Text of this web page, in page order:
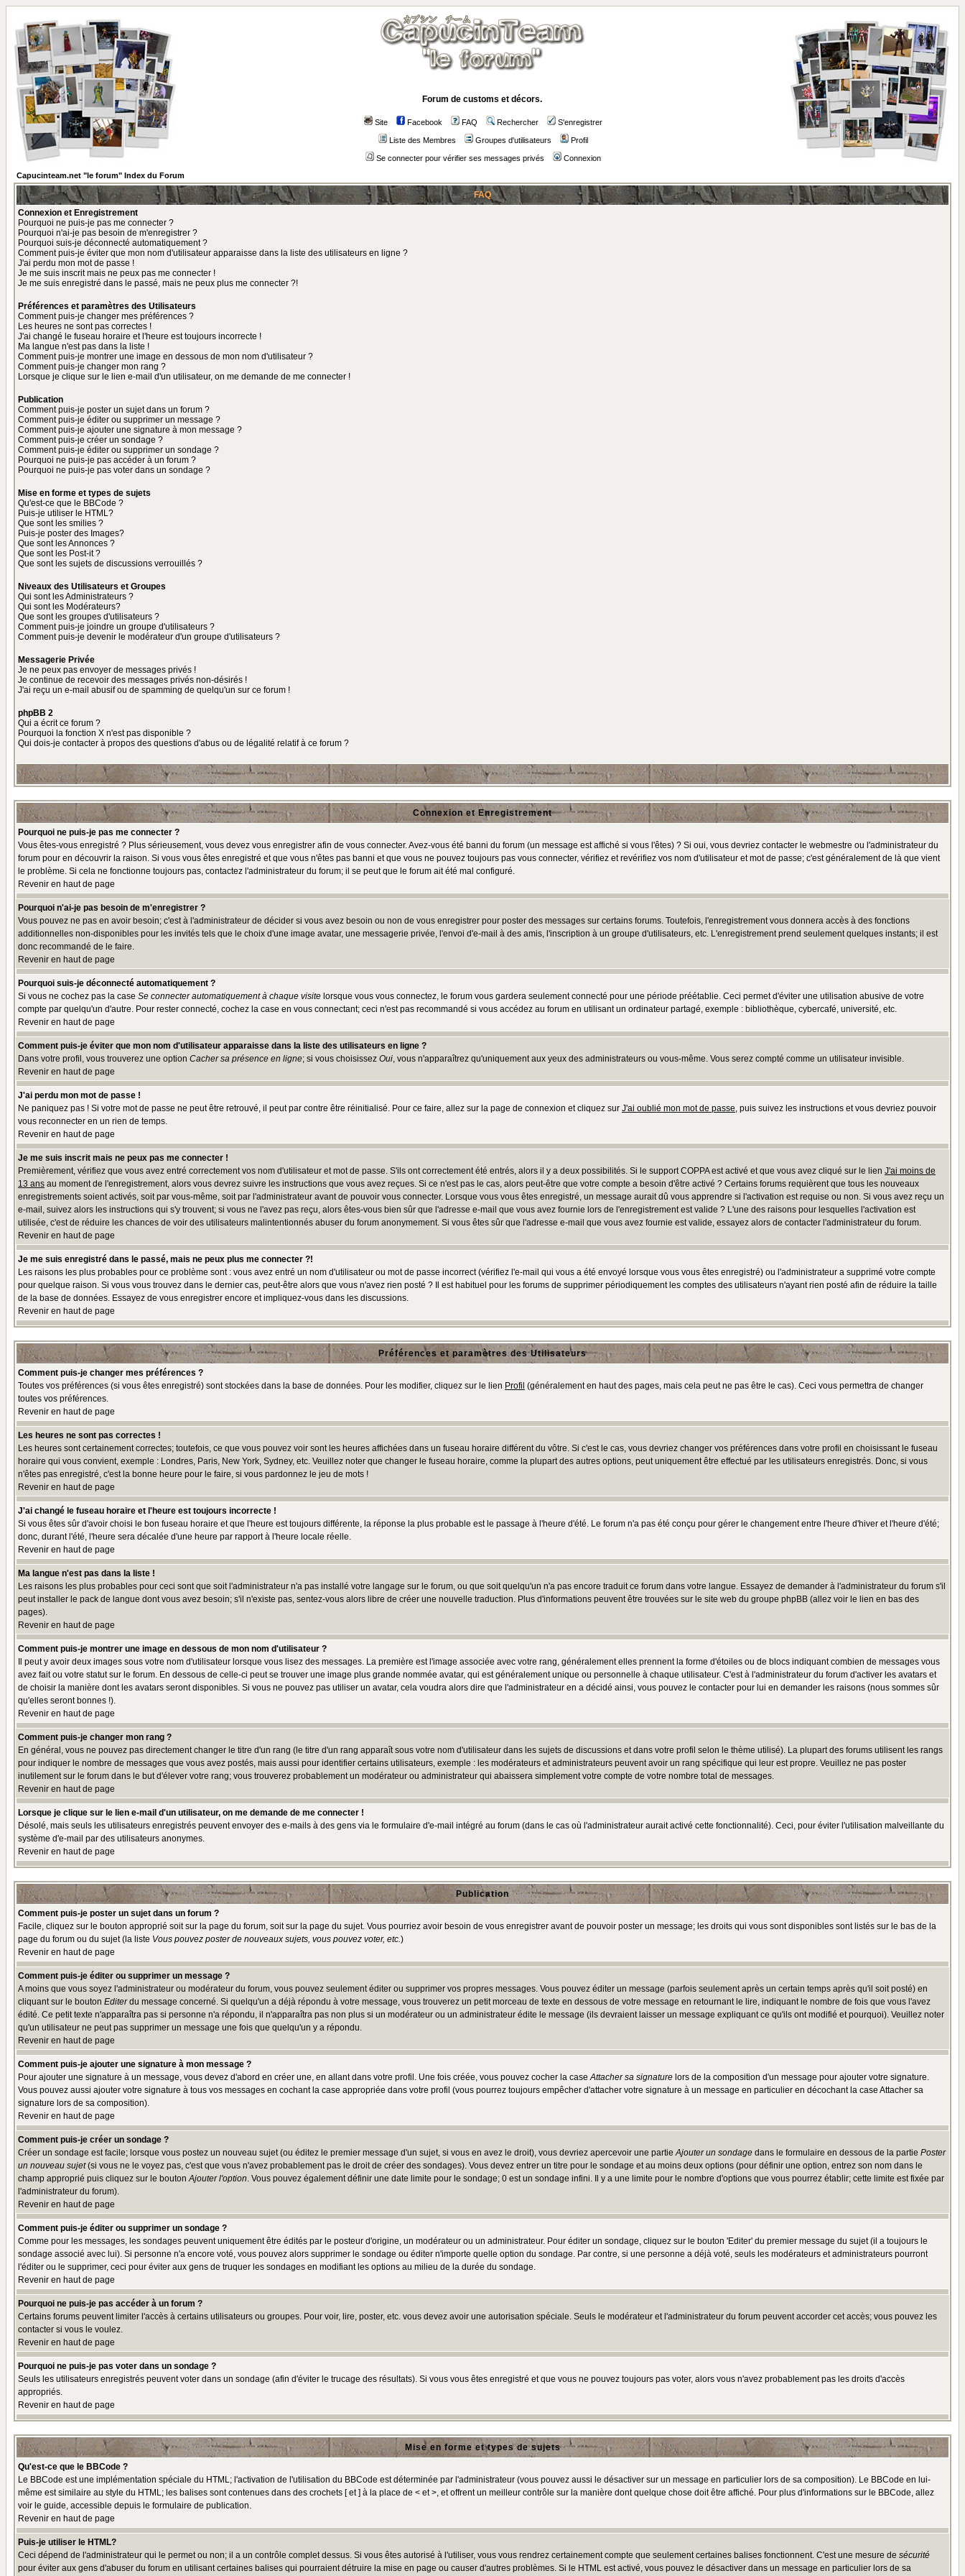
Forum de customs et décors.
Site Facebook FAQ Rechercher S'enregistrer
Liste des Membres Groupes d'utilisateurs Profil
Se connecter pour vérifier ses messages privés
Connexion
Capucinteam.net "le forum" Index du Forum
FAQ
Connexion et Enregistrement
Pourquoi ne puis-je pas me connecter ?
Pourquoi n'ai-je pas besoin de m'enregistrer ?
Pourquoi suis-je déconnecté automatiquement ?
Comment puis-je éviter que mon nom d'utilisateur apparaisse dans la liste des utilisateurs en ligne ?
J'ai perdu mon mot de passe !
Je me suis inscrit mais ne peux pas me connecter !
Je me suis enregistré dans le passé, mais ne peux plus me connecter ?!
Préférences et paramètres des Utilisateurs
Comment puis-je changer mes préférences ?
Les heures ne sont pas correctes !
J'ai changé le fuseau horaire et l'heure est toujours incorrecte !
Ma langue n'est pas dans la liste !
Comment puis-je montrer une image en dessous de mon nom d'utilisateur ?
Comment puis-je changer mon rang ?
Lorsque je clique sur le lien e-mail d'un utilisateur, on me demande de me connecter !
Publication
Comment puis-je poster un sujet dans un forum ?
Comment puis-je éditer ou supprimer un message ?
Comment puis-je ajouter une signature à mon message ?
Comment puis-je créer un sondage ?
Comment puis-je éditer ou supprimer un sondage ?
Pourquoi ne puis-je pas accéder à un forum ?
Pourquoi ne puis-je pas voter dans un sondage ?
Mise en forme et types de sujets
Qu'est-ce que le BBCode ?
Puis-je utiliser le HTML?
Que sont les smilies ?
Puis-je poster des Images?
Que sont les Annonces ?
Que sont les Post-it ?
Que sont les sujets de discussions verrouillés ?
Niveaux des Utilisateurs et Groupes
Qui sont les Administrateurs ?
Qui sont les Modérateurs?
Que sont les groupes d'utilisateurs ?
Comment puis-je joindre un groupe d'utilisateurs ?
Comment puis-je devenir le modérateur d'un groupe d'utilisateurs ?
Messagerie Privée
Je ne peux pas envoyer de messages privés !
Je continue de recevoir des messages privés non-désirés !
J'ai reçu un e-mail abusif ou de spamming de quelqu'un sur ce forum !
phpBB 2
Qui a écrit ce forum ?
Pourquoi la fonction X n'est pas disponible ?
Qui dois-je contacter à propos des questions d'abus ou de légalité relatif à ce forum ?
Connexion et Enregistrement
Pourquoi ne puis-je pas me connecter ?
Vous êtes-vous enregistré ? Plus sérieusement, vous devez vous enregistrer afin de vous connecter. Avez-vous été banni du forum (un message est affiché si vous l'êtes) ? Si oui, vous devriez contacter le webmestre ou l'administrateur du
forum pour en découvrir la raison. Si vous vous êtes enregistré et que vous n'êtes pas banni et que vous ne pouvez toujours pas vous connecter, vérifiez et revérifiez vos nom d'utilisateur et mot de passe; c'est généralement de là que vient
le problème. Si cela ne fonctionne toujours pas, contactez l'administrateur du forum; il se peut que le forum ait été mal configuré.
Revenir en haut de page
Pourquoi n'ai-je pas besoin de m'enregistrer ?
Vous pouvez ne pas en avoir besoin; c'est à l'administrateur de décider si vous avez besoin ou non de vous enregistrer pour poster des messages sur certains forums. Toutefois, l'enregistrement vous donnera accès à des fonctions
additionnelles non-disponibles pour les invités tels que le choix d'une image avatar, une messagerie privée, l'envoi d'e-mail à des amis, l'inscription à un groupe d'utilisateurs, etc. L'enregistrement prend seulement quelques instants; il est
donc recommandé de le faire.
Revenir en haut de page
Pourquoi suis-je déconnecté automatiquement ?
Si vous ne cochez pas la case Se connecter automatiquement à chaque visite lorsque vous vous connectez, le forum vous gardera seulement connecté pour une période préétablie. Ceci permet d'éviter une utilisation abusive de votre
compte par quelqu'un d'autre. Pour rester connecté, cochez la case en vous connectant; ceci n'est pas recommandé si vous accédez au forum en utilisant un ordinateur partagé, exemple : bibliothèque, cybercafé, université, etc.
Revenir en haut de page
Comment puis-je éviter que mon nom d'utilisateur apparaisse dans la liste des utilisateurs en ligne ?
Dans votre profil, vous trouverez une option Cacher sa présence en ligne; si vous choisissez Oui, vous n'apparaîtrez qu'uniquement aux yeux des administrateurs ou vous-même. Vous serez compté comme un utilisateur invisible.
Revenir en haut de page
J'ai perdu mon mot de passe !
Ne paniquez pas ! Si votre mot de passe ne peut être retrouvé, il peut par contre être réinitialisé. Pour ce faire, allez sur la page de connexion et cliquez sur J'ai oublié mon mot de passe, puis suivez les instructions et vous devriez pouvoir
vous reconnecter en un rien de temps.
Revenir en haut de page
Je me suis inscrit mais ne peux pas me connecter !
Premièrement, vérifiez que vous avez entré correctement vos nom d'utilisateur et mot de passe. S'ils ont correctement été entrés, alors il y a deux possibilités. Si le support COPPA est activé et que vous avez cliqué sur le lien J'ai moins de
13 ans au moment de l'enregistrement, alors vous devrez suivre les instructions que vous avez reçues. Si ce n'est pas le cas, alors peut-être que votre compte a besoin d'être activé ? Certains forums requièrent que tous les nouveaux
enregistrements soient activés, soit par vous-même, soit par l'administrateur avant de pouvoir vous connecter. Lorsque vous vous êtes enregistré, un message aurait dû vous apprendre si l'activation est requise ou non. Si vous avez reçu un
e-mail, suivez alors les instructions qui s'y trouvent; si vous ne l'avez pas reçu, alors êtes-vous bien sûr que l'adresse e-mail que vous avez fournie lors de l'enregistrement est valide ? L'une des raisons pour lesquelles l'activation est
utilisée, c'est de réduire les chances de voir des utilisateurs malintentionnés abuser du forum anonymement. Si vous êtes sûr que l'adresse e-mail que vous avez fournie est valide, essayez alors de contacter l'administrateur du forum.
Revenir en haut de page
Je me suis enregistré dans le passé, mais ne peux plus me connecter ?!
Les raisons les plus probables pour ce problème sont : vous avez entré un nom d'utilisateur ou mot de passe incorrect (vérifiez l'e-mail qui vous a été envoyé lorsque vous vous êtes enregistré) ou l'administrateur a supprimé votre compte
pour quelque raison. Si vous vous trouvez dans le dernier cas, peut-être alors que vous n'avez rien posté ? Il est habituel pour les forums de supprimer périodiquement les comptes des utilisateurs n'ayant rien posté afin de réduire la taille
de la base de données. Essayez de vous enregistrer encore et impliquez-vous dans les discussions.
Revenir en haut de page
Préférences et paramètres des Utilisateurs
Comment puis-je changer mes préférences ?
Toutes vos préférences (si vous êtes enregistré) sont stockées dans la base de données. Pour les modifier, cliquez sur le lien Profil (généralement en haut des pages, mais cela peut ne pas être le cas). Ceci vous permettra de changer
toutes vos préférences.
Revenir en haut de page
Les heures ne sont pas correctes !
Les heures sont certainement correctes; toutefois, ce que vous pouvez voir sont les heures affichées dans un fuseau horaire différent du vôtre. Si c'est le cas, vous devriez changer vos préférences dans votre profil en choisissant le fuseau
horaire qui vous convient, exemple : Londres, Paris, New York, Sydney, etc. Veuillez noter que changer le fuseau horaire, comme la plupart des autres options, peut uniquement être effectué par les utilisateurs enregistrés. Donc, si vous
n'êtes pas enregistré, c'est la bonne heure pour le faire, si vous pardonnez le jeu de mots !
Revenir en haut de page
J'ai changé le fuseau horaire et l'heure est toujours incorrecte !
Si vous êtes sûr d'avoir choisi le bon fuseau horaire et que l'heure est toujours différente, la réponse la plus probable est le passage à l'heure d'été. Le forum n'a pas été conçu pour gérer le changement entre l'heure d'hiver et l'heure d'été;
donc, durant l'été, l'heure sera décalée d'une heure par rapport à l'heure locale réelle.
Revenir en haut de page
Ma langue n'est pas dans la liste !
Les raisons les plus probables pour ceci sont que soit l'administrateur n'a pas installé votre langage sur le forum, ou que soit quelqu'un n'a pas encore traduit ce forum dans votre langue. Essayez de demander à l'administrateur du forum s'il
peut installer le pack de langue dont vous avez besoin; s'il n'existe pas, sentez-vous alors libre de créer une nouvelle traduction. Plus d'informations peuvent être trouvées sur le site web du groupe phpBB (allez voir le lien en bas des
pages).
Revenir en haut de page
Comment puis-je montrer une image en dessous de mon nom d'utilisateur ?
Il peut y avoir deux images sous votre nom d'utilisateur lorsque vous lisez des messages. La première est l'image associée avec votre rang, généralement elles prennent la forme d'étoiles ou de blocs indiquant combien de messages vous
avez fait ou votre statut sur le forum. En dessous de celle-ci peut se trouver une image plus grande nommée avatar, qui est généralement unique ou personnelle à chaque utilisateur. C'est à l'administrateur du forum d'activer les avatars et
de choisir la manière dont les avatars seront disponibles. Si vous ne pouvez pas utiliser un avatar, cela voudra alors dire que l'administrateur en a décidé ainsi, vous pouvez le contacter pour lui en demander les raisons (nous sommes sûr
qu'elles seront bonnes !).
Revenir en haut de page
Comment puis-je changer mon rang ?
En général, vous ne pouvez pas directement changer le titre d'un rang (le titre d'un rang apparaît sous votre nom d'utilisateur dans les sujets de discussions et dans votre profil selon le thème utilisé). La plupart des forums utilisent les rangs
pour indiquer le nombre de messages que vous avez postés, mais aussi pour identifier certains utilisateurs, exemple : les modérateurs et administrateurs peuvent avoir un rang spécifique qui leur est propre. Veuillez ne pas poster
inutilement sur le forum dans le but d'élever votre rang; vous trouverez probablement un modérateur ou administrateur qui abaissera simplement votre compte de votre nombre total de messages.
Revenir en haut de page
Lorsque je clique sur le lien e-mail d'un utilisateur, on me demande de me connecter !
Désolé, mais seuls les utilisateurs enregistrés peuvent envoyer des e-mails à des gens via le formulaire d'e-mail intégré au forum (dans le cas où l'administrateur aurait activé cette fonctionnalité). Ceci, pour éviter l'utilisation malveillante du
système d'e-mail par des utilisateurs anonymes.
Revenir en haut de page
Publication
Comment puis-je poster un sujet dans un forum ?
Facile, cliquez sur le bouton approprié soit sur la page du forum, soit sur la page du sujet. Vous pourriez avoir besoin de vous enregistrer avant de pouvoir poster un message; les droits qui vous sont disponibles sont listés sur le bas de la
page du forum ou du sujet (la liste Vous pouvez poster de nouveaux sujets, vous pouvez voter, etc.)
Revenir en haut de page
Comment puis-je éditer ou supprimer un message ?
A moins que vous soyez l'administrateur ou modérateur du forum, vous pouvez seulement éditer ou supprimer vos propres messages. Vous pouvez éditer un message (parfois seulement après un certain temps après qu'il soit posté) en
cliquant sur le bouton Editerdu message concerné. Si quelqu'un a déjà répondu à votre message, vous trouverez un petit morceau de texte en dessous de votre message en retournant le lire, indiquant le nombre de fois que vous l'avez
édité. Ce petit texte n'apparaîtra pas si personne n'a répondu, il n'apparaîtra pas non plus si un modérateur ou un administrateur édite le message (ils devraient laisser un message expliquant ce qu'ils ont modifié et pourquoi). Veuillez noter
qu'un utilisateur ne peut pas supprimer un message une fois que quelqu'un y a répondu.
Revenir en haut de page
Comment puis-je ajouter une signature à mon message ?
Pour ajouter une signature à un message, vous devez d'abord en créer une, en allant dans votre profil. Une fois créée, vous pouvez cocher la caseAttacher sa signature lors de la composition d'un message pour ajouter votre signature.
Vous pouvez aussi ajouter votre signature à tous vos messages en cochant la case appropriée dans votre profil (vous pourrez toujours empêcher d'attacher votre signature à un message en particulier en décochant la case Attacher sa
signature lors de sa composition).
Revenir en haut de page
Comment puis-je créer un sondage ?
Créer un sondage est facile; lorsque vous postez un nouveau sujet (ou éditez le premier message d'un sujet, si vous en avez le droit), vous devriez apercevoir une partieAjouter un sondage dans le formulaire en dessous de la partie Poster
un nouveau sujet(si vous ne le voyez pas, c'est que vous n'avez probablement pas le droit de créer des sondages). Vous devez entrer un titre pour le sondage et au moins deux options (pour définir une option, entrez son nom dans le
champ approprié puis cliquez sur le boutonAjouter l'option. Vous pouvez également définir une date limite pour le sondage; 0 est un sondage infini. Il y a une limite pour le nombre d'options que vous pourrez établir; cette limite est fixée par
l'administrateur du forum).
Revenir en haut de page
Comment puis-je éditer ou supprimer un sondage ?
Comme pour les messages, les sondages peuvent uniquement être édités par le posteur d'origine, un modérateur ou un administrateur. Pour éditer un sondage, cliquez sur le bouton 'Editer' du premier message du sujet (il a toujours le
sondage associé avec lui). Si personne n'a encore voté, vous pouvez alors supprimer le sondage ou éditer n'importe quelle option du sondage. Par contre, si une personne a déjà voté, seuls les modérateurs et administrateurs pourront
l'éditer ou le supprimer, ceci pour éviter aux gens de truquer les sondages en modifiant les options au milieu de la durée du sondage.
Revenir en haut de page
Pourquoi ne puis-je pas accéder à un forum ?
Certains forums peuvent limiter l'accès à certains utilisateurs ou groupes. Pour voir, lire, poster, etc. vous devez avoir une autorisation spéciale. Seuls le modérateur et l'administrateur du forum peuvent accorder cet accès; vous pouvez les
contacter si vous le voulez.
Revenir en haut de page
Pourquoi ne puis-je pas voter dans un sondage ?
Seuls les utilisateurs enregistrés peuvent voter dans un sondage (afin d'éviter le trucage des résultats). Si vous vous êtes enregistré et que vous ne pouvez toujours pas voter, alors vous n'avez probablement pas les droits d'accès
appropriés.
Revenir en haut de page
Mise en forme et types de sujets
Qu'est-ce que le BBCode ?
Le BBCode est une implémentation spéciale du HTML; l'activation de l'utilisation du BBCode est déterminée par l'administrateur (vous pouvez aussi le désactiver sur un message en particulier lors de sa composition). Le BBCode en lui-
même est similaire au style du HTML; les balises sont contenues dans des crochets [ et ] à la place de < et >, et offrent un meilleur contrôle sur la manière dont quelque chose doit être affiché. Pour plus d'informations sur le BBCode, allez
voir le guide, accessible depuis le formulaire de publication.
Revenir en haut de page
Puis-je utiliser le HTML?
Ceci dépend de l'administrateur qui le permet ou non; il a un contrôle complet dessus. Si vous êtes autorisé à l'utiliser, vous vous rendrez certainement compte que seulement certaines balises fonctionnent. C'est une mesure de sécurité
pour éviter aux gens d'abuser du forum en utilisant certaines balises qui pourraient détruire la mise en page ou causer d'autres problèmes. Si le HTML est activé, vous pouvez le désactiver dans un message en particulier lors de sa